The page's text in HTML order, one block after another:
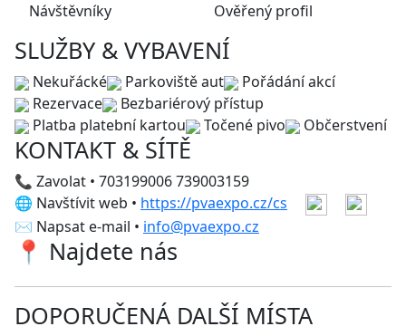
Návštěvníky Ověřený profil
SLUŽBY & VYBAVENÍ
Nekuřácké Parkoviště aut
Pořádání akcí
Rezervace
Bezbariérový přístup
Platba platební kartou
Točené pivo Občerstvení
KONTAKT & SÍTĚ
📞 Zavolat • 703199006 739003159
🌐 Navštívit web • https://pvaexpo.cz/cs
✉️ Napsat e-mail • info@pvaexpo.cz
📍 Najdete nás
DOPORUČENÁ DALŠÍ MÍSTA